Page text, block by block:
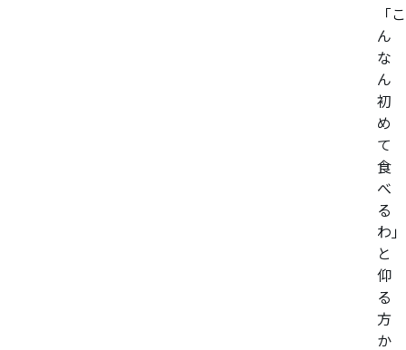
「こ
ん
な
ん
初
め
て
食
べ
る
わ」
と
仰
る
方
か